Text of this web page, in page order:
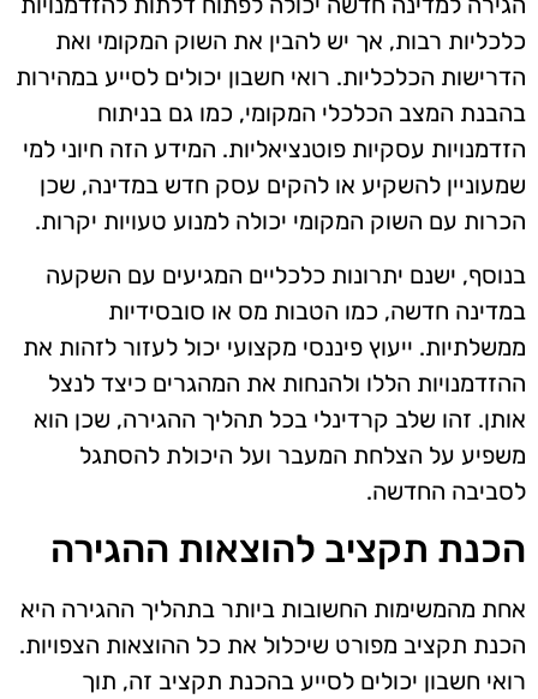
כלכליות רבות, אך יש להבין את השוק המקומי ואת
הדרישות הכלכליות. רואי חשבון יכולים לסייע במהירות
בהבנת המצב הכלכלי המקומי, כמו גם בניתוח
הזדמנויות עסקיות פוטנציאליות. המידע הזה חיוני למי
שמעוניין להשקיע או להקים עסק חדש במדינה, שכן
הכרות עם השוק המקומי יכולה למנוע טעויות יקרות.
בנוסף, ישנם יתרונות כלכליים המגיעים עם השקעה
במדינה חדשה, כמו הטבות מס או סובסידיות
ממשלתיות. ייעוץ פיננסי מקצועי יכול לעזור לזהות את
ההזדמנויות הללו ולהנחות את המהגרים כיצד לנצל
אותן. זהו שלב קרדינלי בכל תהליך ההגירה, שכן הוא
משפיע על הצלחת המעבר ועל היכולת להסתגל
לסביבה החדשה.
הכנת תקציב להוצאות ההגירה
אחת מהמשימות החשובות ביותר בתהליך ההגירה היא
הכנת תקציב מפורט שיכלול את כל ההוצאות הצפויות.
רואי חשבון יכולים לסייע בהכנת תקציב זה, תוך